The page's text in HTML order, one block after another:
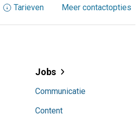
Tarieven Meer contactopties
Jobs
Communicatie
Content